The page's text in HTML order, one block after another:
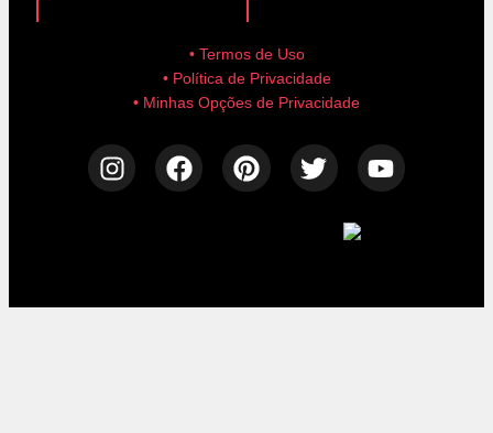
• Termos de Uso
• Política de Privacidade
• Minhas Opções de Privacidade